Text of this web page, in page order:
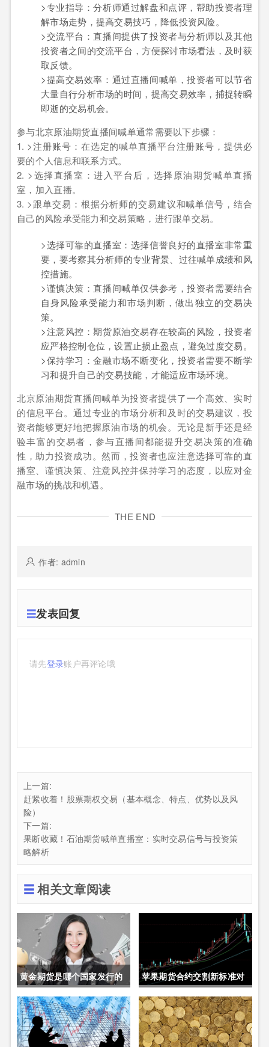
>专业指导：分析师通过解盘和点评，帮助投资者理
解市场走势，提高交易技巧，降低投资风险。
>交流平台：直播间提供了投资者与分析师以及其他
投资者之间的交流平台，方便探讨市场看法，及时获
取反馈。
>提高交易效率：通过直播间喊单，投资者可以节省
大量自行分析市场的时间，提高交易效率，捕捉转瞬
即逝的交易机会。
参与北京原油期货直播间喊单通常需要以下步骤：
1. >注册账号：在选定的喊单直播平台注册账号，提供必
要的个人信息和联系方式。
2. >选择直播室：进入平台后，选择原油期货喊单直播
室，加入直播。
3. >跟单交易：根据分析师的交易建议和喊单信号，结合
自己的风险承受能力和交易策略，进行跟单交易。
>选择可靠的直播室：选择信誉良好的直播室非常重
要，要考察其分析师的专业背景、过往喊单成绩和风
控措施。
>谨慎决策：直播间喊单仅供参考，投资者需要结合
自身风险承受能力和市场判断，做出独立的交易决
策。
>注意风控：期货原油交易存在较高的风险，投资者
应严格控制仓位，设置止损止盈点，避免过度交易。
>保持学习：金融市场不断变化，投资者需要不断学
习和提升自己的交易技能，才能适应市场环境。
北京原油期货直播间喊单为投资者提供了一个高效、实时
的信息平台。通过专业的市场分析和及时的交易建议，投
资者能够更好地把握原油市场的机会。无论是新手还是经
验丰富的交易者，参与直播间都能提升交易决策的准确
性，助力投资成功。然而，投资者也应注意选择可靠的直
播室、谨慎决策、注意风控并保持学习的态度，以应对金
融市场的挑战和机遇。
THE END
作者: admin
发表回复
请先登录账户再评论哦
上一篇:
赶紧收着！股票期权交易（基本概念、特点、优势以及风
险）
下一篇:
果断收藏！石油期货喊单直播室：实时交易信号与投资策
略解析
相关文章阅读
黄金期货是哪个国家发行的
呢(黄金期货是属于国内盘
吗)
苹果期货合约交割新标准对
价格的影响(苹果期货合约交
割新标准对价格的影响有哪